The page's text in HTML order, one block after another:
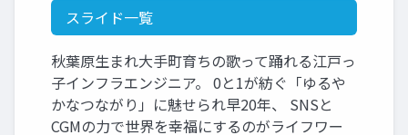
スライド一覧
秋葉原生まれ大手町育ちの歌って踊れる江戸っ
子インフラエンジニア。 0と1が紡ぐ「ゆるや
かなつながり」に魅せられ早20年、 SNSと
CGMの力で世界を幸福にするのがライフワー